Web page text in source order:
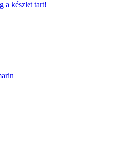
a készlet tart!